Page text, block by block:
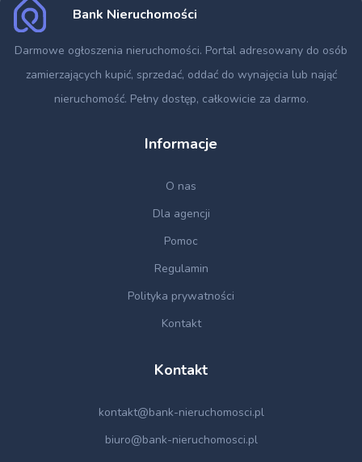
Bank Nieruchomości
Darmowe ogłoszenia nieruchomości. Portal adresowany do osób
zamierzających kupić, sprzedać, oddać do wynajęcia lub nająć
nieruchomość. Pełny dostęp, całkowicie za darmo.
Informacje
O nas
Dla agencji
Pomoc
Regulamin
Polityka prywatności
Kontakt
Kontakt
kontakt@bank-nieruchomosci.pl
biuro@bank-nieruchomosci.pl